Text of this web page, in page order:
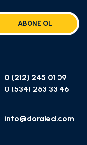
ABONE OL
0 (212) 245 01 09
0 (534) 263 33 46
info@doraled.com